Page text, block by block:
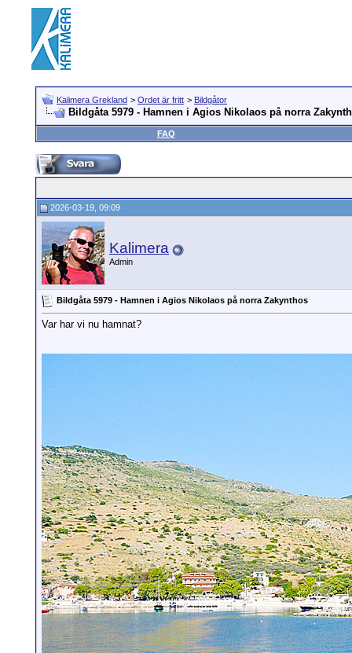
Kalimera Grekland > Ordet är fritt > Bildgåtor
Bildgåta 5979 - Hamnen i Agios Nikolaos på norra
FAQ
2026-03-19, 09:09
Kalimera
Admin
Bildgåta 5979 - Hamnen i Agios Nikolaos på norra Zakynthos
Var har vi nu hamnat?